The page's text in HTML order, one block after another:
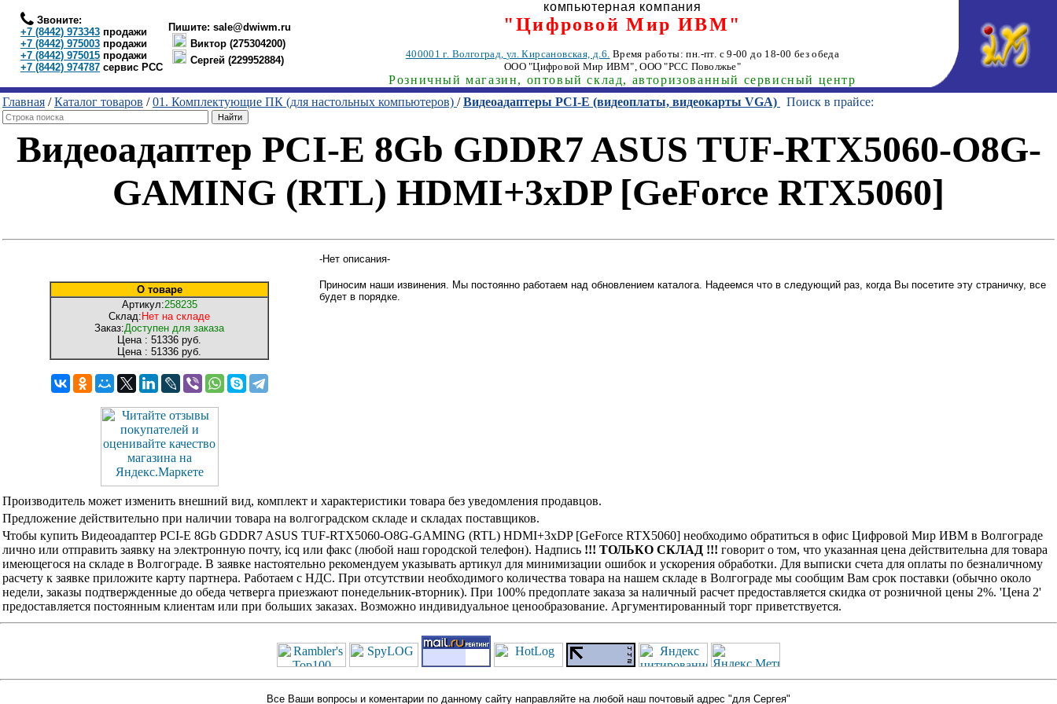
Звоните:
+7 (8442) 973343 продажи
+7 (8442) 975003 продажи
+7 (8442) 975015 продажи
+7 (8442) 974787 сервис РСС
Пишите: sale@dwiwm.ru
Виктор (275304200)
Сергей (229952884)
компьютерная компания
"Цифровой Мир ИВМ"
400001г. Волгоград, ул. Кирсановская, д.6. Время работы: пн.-пт. с 9-00 до 18-00 без обеда
ООО "Цифровой Мир ИВМ", ООО "РСС Поволжье"
Розничный магазин, оптовый склад, авторизованный сервисный центр
Главная /Каталог товаров /01. Комплектующие ПК (для настольных компьютеров) /Видеоадаптеры PCI-E (видеоплаты, видеокарты VGA) Поиск в прайсе:
Видеоадаптер PCI-E 8Gb GDDR7 ASUS TUF-RTX5060-O8G-
GAMING (RTL) HDMI+3xDP [GeForce RTX5060]
О товаре
Артикул:258235
Склад: Нет на складе
Заказ:Доступен для заказа
Цена : 51336 руб.
Цена : 51336 руб.
-Нет описания-
Приносим наши извинения. Мы постоянно работаем над обновлением каталога. Надеемся что в следующий раз, когда Вы посетите эту страничку, все
будет в порядке.
Производитель может изменить внешний вид, комплект и характеристики товара без уведомления продавцов.
Предложение действительно при наличии товара на волгоградском складе и складах поставщиков.
Чтобы купить Видеоадаптер PCI-E 8Gb GDDR7 ASUS TUF-RTX5060-O8G-GAMING (RTL) HDMI+3xDP [GeForce RTX5060] необходимо обратиться в офис Цифровой Мир ИВМ в Волгограде
лично или отправить заявку на электронную почту, icq или факс (любой наш городской телефон). Надпись !!! ТОЛЬКО СКЛАД !!! говорит о том, что указанная цена действительна для товара
имеющегося на складе в Волгограде. В заявке настоятельно рекомендуем указывать артикул для минимизации ошибок и ускорения обработки. Для выписки счета для оплаты по безналичному
расчету к заявке приложите карту партнера. Работаем с НДС. При отсутствии необходимого количества товара на нашем складе в Волгограде мы сообщим Вам срок поставки (обычно около
недели, заказы подтвержденные до обеда четверга приезжают понедельник-вторник). При 100% предоплате заказа за наличный расчет предоставляется скидка от розничной цены 2%. 'Цена 2'
предоставляется постоянным клиентам или при больших заказах. Возможно индивидуальное ценообразование. Аргументированный торг приветствуется.
Все Ваши вопросы и коментарии по данному сайту направляйте на любой наш почтовый адрес "для Сергея"